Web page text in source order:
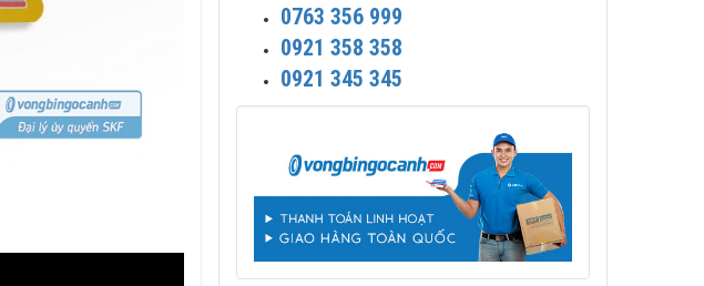
0763 356 999
0921 358 358
0921 345 345